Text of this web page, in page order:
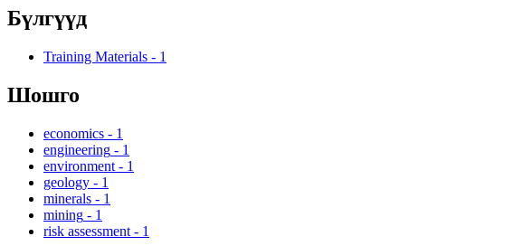
Бүлгүүд
Training Materials - 1
Шошго
economics - 1
engineering - 1
environment - 1
geology - 1
minerals - 1
mining - 1
risk assessment - 1